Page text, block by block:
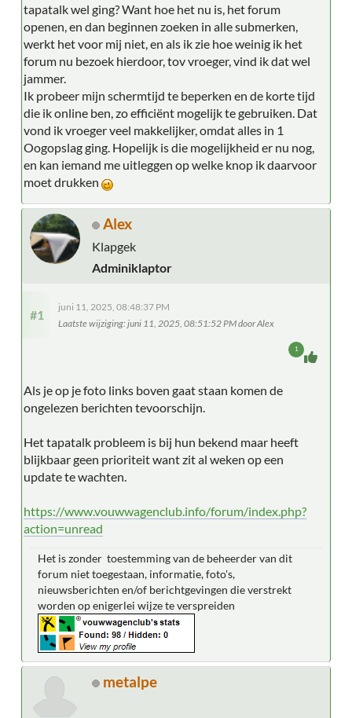
tapatalk wel ging? Want hoe het nu is, het forum
openen, en dan beginnen zoeken in alle submerken,
werkt het voor mij niet, en als ik zie hoe weinig ik het
forum nu bezoek hierdoor, tov vroeger, vind ik dat wel
jammer.
Ik probeer mijn schermtijd te beperken en de korte tijd
die ik online ben, zo efficiënt mogelijk te gebruiken. Dat
vond ik vroeger veel makkelijker, omdat alles in 1
Oogopslag ging. Hopelijk is die mogelijkheid er nu nog,
en kan iemand me uitleggen op welke knop ik daarvoor
moet drukken
Alex
Klapgek
Adminiklaptor
#1
juni 11, 2025, 08:48:37 PM
Laatste wijziging: juni 11, 2025, 08:51:52 PM door Alex
Als je op je foto links boven gaat staan komen de
ongelezen berichten tevoorschijn.
Het tapatalk probleem is bij hun bekend maar heeft
blijkbaar geen prioriteit want zit al weken op een
update te wachten.
https://www.vouwwagenclub.info/forum/index.php?
action=unread
1
Het is zonder toestemming van de beheerder van dit
forum niet toegestaan, informatie, foto's,
nieuwsberichten en/of berichtgevingen die verstrekt
worden op enigerlei wijze te verspreiden
metalpe